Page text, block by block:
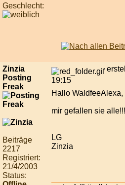
Geschlecht:
Zinzia
Posting
Freak
Beiträge
2217
Registriert:
21/4/2003
Status:
19:15
Hallo WaldfeeAlexa,
mir gefallen sie alle!!!
LG
Zinzia